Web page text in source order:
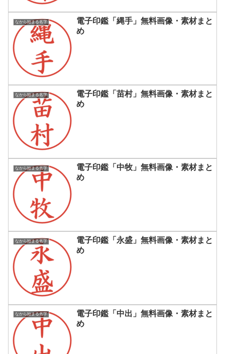
なから始まる名字
電子印鑑「縄手」無料画像・素材まと
め
なから始まる名字
電子印鑑「苗村」無料画像・素材まと
め
なから始まる名字
電子印鑑「中牧」無料画像・素材まと
め
なから始まる名字
電子印鑑「永盛」無料画像・素材まと
め
なから始まる名字
電子印鑑「中出」無料画像・素材まと
め